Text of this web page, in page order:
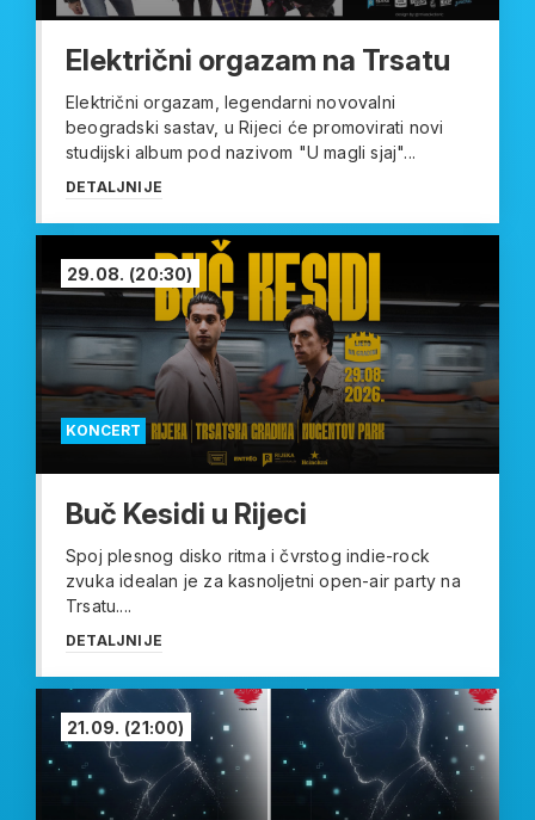
Električni orgazam na Trsatu
Električni orgazam, legendarni novovalni
beogradski sastav, u Rijeci će promovirati novi
studijski album pod nazivom "U magli sjaj"...
DETALJNIJE
KONCERT
29.08. (20:30)
Buč Kesidi u Rijeci
Spoj plesnog disko ritma i čvrstog indie-rock
zvuka idealan je za kasnoljetni open-air party na
Trsatu....
DETALJNIJE
21.09. (21:00)